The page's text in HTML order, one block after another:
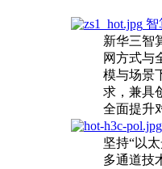
智
新华三智
网方式与
模与场景
求，兼具
全面提升
坚持“以
多通道技